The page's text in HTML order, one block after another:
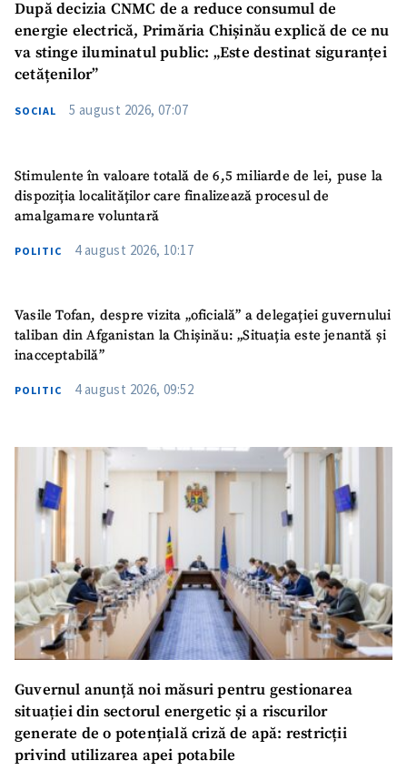
După decizia CNMC de a reduce consumul de
energie electrică, Primăria Chișinău explică de ce nu
va stinge iluminatul public: „Este destinat siguranței
cetățenilor”
SOCIAL 5 august 2026, 07:07
Stimulente în valoare totală de 6,5 miliarde de lei, puse la
dispoziția localităților care finalizează procesul de
amalgamare voluntară
POLITIC 4 august 2026, 10:17
Vasile Tofan, despre vizita „oficială” a delegației guvernului
taliban din Afganistan la Chișinău: „Situația este jenantă și
inacceptabilă”
POLITIC 4 august 2026, 09:52
Guvernul anunță noi măsuri pentru gestionarea
situației din sectorul energetic și a riscurilor
generate de o potențială criză de apă: restricții
privind utilizarea apei potabile